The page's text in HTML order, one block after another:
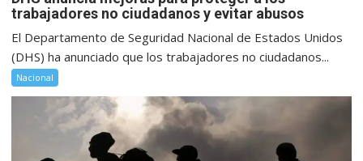
trabajadores no ciudadanos y evitar abusos
El Departamento de Seguridad Nacional de Estados Unidos
(DHS) ha anunciado que los trabajadores no ciudadanos...
Nacional